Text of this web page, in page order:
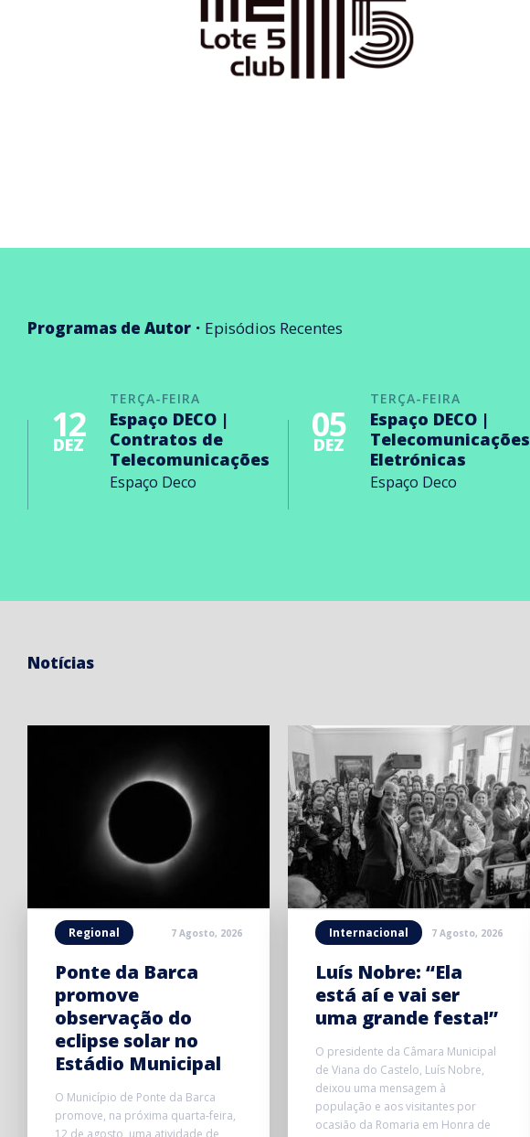
Programas de Autor Episódios Recentes
TERÇA-FEIRA
12
DEZ
Espaço DECO |
Contratos de
Telecomunicações
Espaço Deco
TERÇA-FEIRA
05
DEZ
Espaço DECO |
Telecomunicações
Eletrónicas
Espaço Deco
Notícias
Regional 7 Agosto, 2026
Ponte da Barca
promove
observação do
eclipse solar no
Estádio Municipal
O Município de Ponte da Barca
promove, na próxima quarta-feira,
12 de agosto, uma atividade de
Internacional 7 Agosto, 2026
Luís Nobre: “Ela
está aí e vai ser
uma grande festa!”
O presidente da Câmara Municipal
de Viana do Castelo, Luís Nobre,
deixou uma mensagem à
população e aos visitantes por
ocasião da Romaria em Honra de